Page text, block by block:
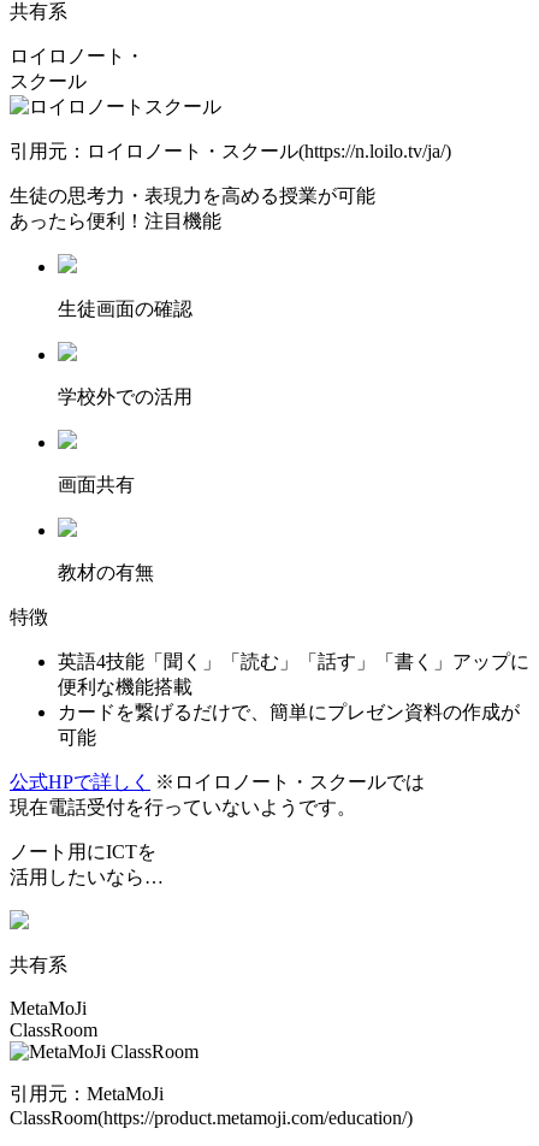
共有系
ロイロノート・
スクール
引用元：ロイロノート・スクール(https://n.loilo.tv/ja/)
生徒の思考力・表現力を高める授業が可能
あったら便利！注目機能
⽣徒画⾯の確認
学校外での活用
画面共有
教材の有無
特徴
英語4技能「聞く」「読む」「話す」「書く」アップに
便利な機能搭載
カードを繋げるだけで、簡単にプレゼン資料の作成が
可能
公式HPで詳しく
※ロイロノート・スクールでは
現在電話受付を行っていないようです。
ノート用にICTを
活用したいなら…
共有系
MetaMoJi
ClassRoom
引用元：MetaMoJi
ClassRoom(https://product.metamoji.com/education/)